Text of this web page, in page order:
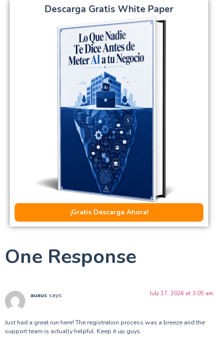
Descarga Gratis White Paper
¡Gratis Descarga Ahora!
One Response
auaus says: July 17, 2026 at 3:05 am
Just had a great run here! The registration process was a breeze and the
support team is actually helpful. Keep it up guys.